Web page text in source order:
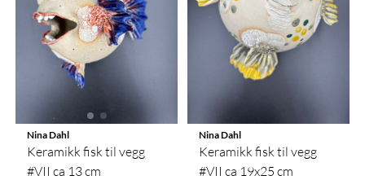
Nina Dahl
Keramikk fisk til vegg
#VII ca 13 cm
Nina Dahl
Keramikk fisk til vegg
#VII ca 19x25 cm